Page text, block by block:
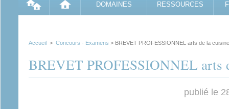
DOMAINES RESSOURCES
Accueil > Concours - Examens > BREVET PROFESSIONNEL arts de la
BREVET PROFESSIONNEL arts
publié le